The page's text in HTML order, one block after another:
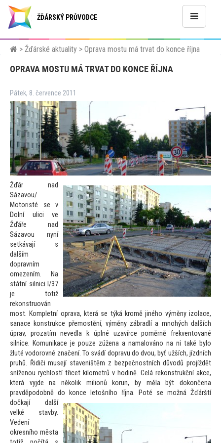
ŽĎÁRSKÝ PRŮVODCE
> Žďárské aktuality > Oprava mostu má trvat do konce října
OPRAVA MOSTU MÁ TRVAT DO KONCE ŘÍJNA
Pátek, 8. července 2011
Žďár nad
Sázavou/
Motoristé se v
Dolní ulici ve
Žďáře nad
Sázavou nyní
setkávají s
dalším
dopravním
omezením. Na
státní silnici I/37
je totiž
rekonstruován
most. Kompletní oprava, která se týká kromě jiného výměny izolace,
sanace konstrukce přemostění, výměny zábradlí a mnohých dalších
úprav, prozatím nevedla k úplné uzavírce poměrně frekventované
silnice. Komunikace je pouze zúžena a namalováno na ni také bylo
žluté vodorovné značení. To svádí dopravu do dvou, byť užších, jízdních
pruhů. Řidiči musejí staveništěm z bezpečnostních důvodů projíždět
sníženou rychlostí třicet kilometrů v hodině. Celá rekonstrukční akce,
která vyjde na několik milionů korun, by měla být dokončena
pravděpodobně do konce letošního října.
Poté se možná Žďárští
dočkají další
velké stavby.
Vedení
okresního města